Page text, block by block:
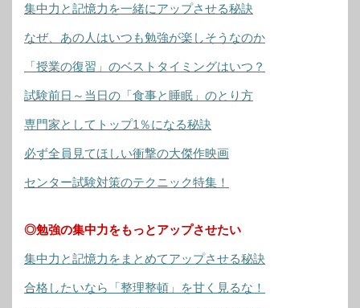
集中力と記憶力を一緒にアップさせる秘訣
なぜ、あの人はいつも勉強が楽しそうなのか
「授業の復習」のベストタイミングはいつ？
試験前日～当日の「食事と睡眠」のとり方
専門家としてトップ1％になる秘訣
必ず全員見てほしい衝撃の大傑作映画
センター試験対策のテクニック特集！
◎勉強の集中力をもっとアップさせたい
集中力と記憶力をまとめてアップさせる秘訣
合格したいなら「整理整頓」を甘く見るな！